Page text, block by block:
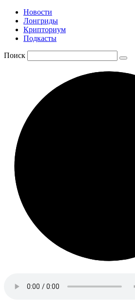
Новости
Лонгриды
Крипториум
Подкасты
Поиск